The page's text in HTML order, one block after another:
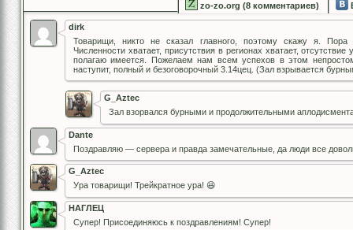
zo-zo.org (8 комментариев)
dirk
Товарищи, никто не сказал главного, поэтому скажу я. Пора
Численности хватает, присутствия в регионах хватает,
полагаю имеется. Пожелаем нам всем успехов в этом
наступит, полный и безоговорочный 3.14цец. (Зал взрывается
G_Aztec
Зал взорвался бурными и продолжительными
Dante
Поздравляю — сервера и правда замечательные, да люди все
G_Aztec
Ура товарищи! Трейкратное ура! 😆
НАГЛЕЦ
Супер! Присоединяюсь к поздравлениям! Супер!